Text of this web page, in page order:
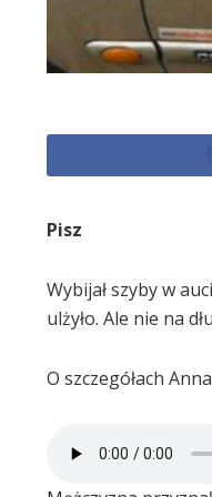
Pisz
Wybijał szyby w
ulżyło. Ale nie na
O szczegółach